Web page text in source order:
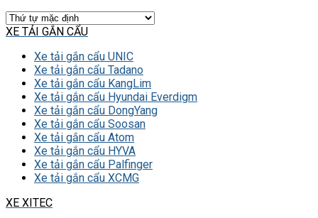
XE TẢI GẮN CẨU
Xe tải gắn cẩu UNIC
Xe tải gắn cẩu Tadano
Xe tải gắn cẩu KangLim
Xe tải gắn cẩu Hyundai Everdigm
Xe tải gắn cẩu DongYang
Xe tải gắn cẩu Soosan
Xe tải gắn cẩu Atom
Xe tải gắn cẩu HYVA
Xe tải gắn cẩu Palfinger
Xe tải gắn cẩu XCMG
XE XITEC